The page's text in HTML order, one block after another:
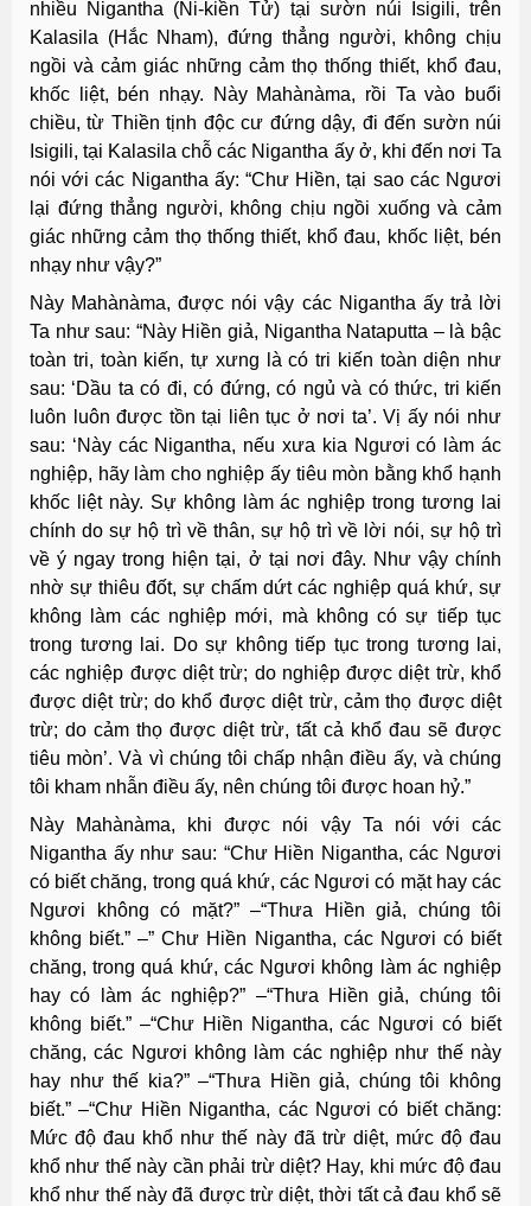
nhiều Nigantha (Ni-kiền Tử) tại sườn núi Isigili, trên
Kalasila (Hắc Nham), đứng thẳng người, không chịu
ngồi và cảm giác những cảm thọ thống thiết, khổ đau,
khốc liệt, bén nhạy. Này Mahànàma, rồi Ta vào buổi
chiều, từ Thiền tịnh độc cư đứng dậy, đi đến sườn núi
Isigili, tại Kalasila chỗ các Nigantha ấy ở, khi đến nơi Ta
nói với các Nigantha ấy: “Chư Hiền, tại sao các Ngươi
lại đứng thẳng người, không chịu ngồi xuống và cảm
giác những cảm thọ thống thiết, khổ đau, khốc liệt, bén
nhạy như vậy?”
Này Mahànàma, được nói vậy các Nigantha ấy trả lời
Ta như sau: “Này Hiền giả, Nigantha Nataputta – là bậc
toàn tri, toàn kiến, tự xưng là có tri kiến toàn diện như
sau: ‘Dầu ta có đi, có đứng, có ngủ và có thức, tri kiến
luôn luôn được tồn tại liên tục ở nơi ta’. Vị ấy nói như
sau: ‘Này các Nigantha, nếu xưa kia Ngươi có làm ác
nghiệp, hãy làm cho nghiệp ấy tiêu mòn bằng khổ hạnh
khốc liệt này. Sự không làm ác nghiệp trong tương lai
chính do sự hộ trì về thân, sự hộ trì về lời nói, sự hộ trì
về ý ngay trong hiện tại, ở tại nơi đây. Như vậy chính
nhờ sự thiêu đốt, sự chấm dứt các nghiệp quá khứ, sự
không làm các nghiệp mới, mà không có sự tiếp tục
trong tương lai. Do sự không tiếp tục trong tương lai,
các nghiệp được diệt trừ; do nghiệp được diệt trừ, khổ
được diệt trừ; do khổ được diệt trừ, cảm thọ được diệt
trừ; do cảm thọ được diệt trừ, tất cả khổ đau sẽ được
tiêu mòn’. Và vì chúng tôi chấp nhận điều ấy, và chúng
tôi kham nhẫn điều ấy, nên chúng tôi được hoan hỷ.”
Này Mahànàma, khi được nói vậy Ta nói với các
Nigantha ấy như sau: “Chư Hiền Nigantha, các Ngươi
có biết chăng, trong quá khứ, các Ngươi có mặt hay các
Ngươi không có mặt?” –“Thưa Hiền giả, chúng tôi
không biết.” –” Chư Hiền Nigantha, các Ngươi có biết
chăng, trong quá khứ, các Ngươi không làm ác nghiệp
hay có làm ác nghiệp?” –“Thưa Hiền giả, chúng tôi
không biết.” –“Chư Hiền Nigantha, các Ngươi có biết
chăng, các Ngươi không làm các nghiệp như thế này
hay như thế kia?” –“Thưa Hiền giả, chúng tôi không
biết.” –“Chư Hiền Nigantha, các Ngươi có biết chăng:
Mức độ đau khổ như thế này đã trừ diệt, mức độ đau
khổ như thế này cần phải trừ diệt? Hay, khi mức độ đau
khổ như thế này đã được trừ diệt, thời tất cả đau khổ sẽ